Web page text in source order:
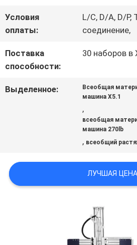
СВЯЖИТЕСЬ
НАМИ
КАРТА
ПОЛИТИКА
Условия
оплаты:
L/C, D/A, D/P,
соединение,
Поставка
способности:
30 наборов в
Выделенное:
Всеобщая
машина X5.1
,
всеобщая
машина 270lb
, всеобщий
ЛУЧШАЯ ЦЕНА